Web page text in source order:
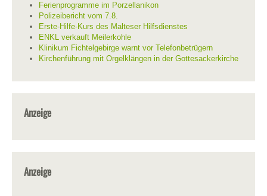
Ferienprogramme im Porzellanikon
Polizeibericht vom 7.8.
Erste-Hilfe-Kurs des Malteser Hilfsdienstes
ENKL verkauft Meilerkohle
Klinikum Fichtelgebirge warnt vor Telefonbetrügern
Kirchenführung mit Orgelklängen in der Gottesackerkirche
Anzeige
Anzeige